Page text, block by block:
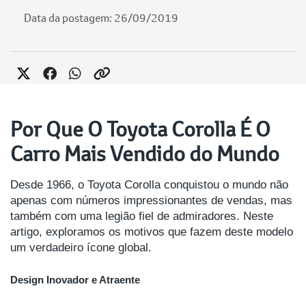
Data da postagem: 26/09/2019
Por Que O Toyota Corolla É O
Carro Mais Vendido do Mundo
Desde 1966, o Toyota Corolla conquistou o mundo não
apenas com números impressionantes de vendas, mas
também com uma legião fiel de admiradores. Neste
artigo, exploramos os motivos que fazem deste modelo
um verdadeiro ícone global.
Design Inovador e Atraente